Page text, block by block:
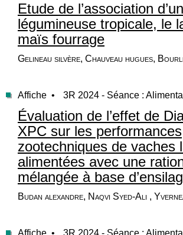
Etude de l’association
légumineuse tropicale, le
maïs fourrage
Gelineau silvère, Chauveau hugues,
Affiche • 3R 2024 - Séance :
Évaluation de l’effet de
XPC sur les performances
zootechniques de vaches
alimentées avec une
mélangée à base
Budan alexandre, Naqvi Syed-Ali ,